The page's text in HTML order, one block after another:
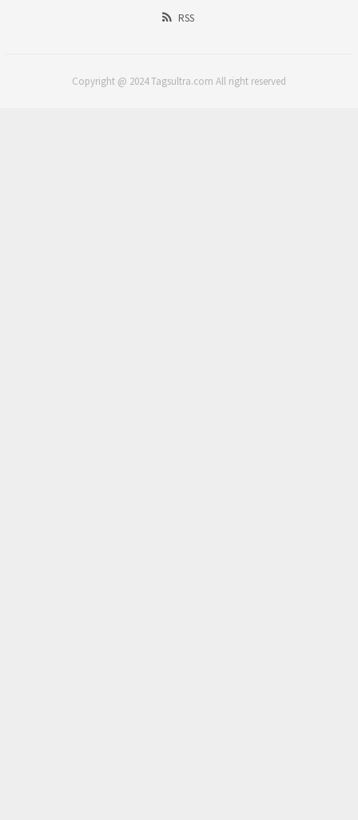
RSS
Copyright @ 2024 Tagsultra.com All right reserved